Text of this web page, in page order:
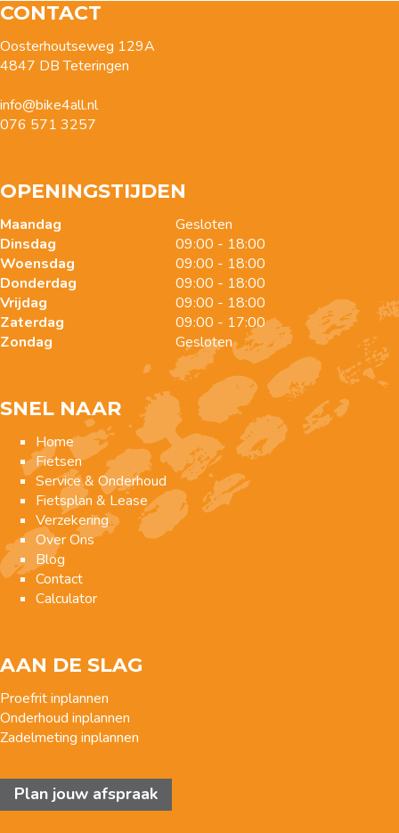
CONTACT
Oosterhoutseweg 129A
4847 DB Teteringen
info@bike4all.nl
076 571 3257
OPENINGSTIJDEN
Maandag
Dinsdag
Woensdag
Donderdag
Vrijdag
Zaterdag
Zondag
Gesloten
09:00 - 18:00
09:00 - 18:00
09:00 - 18:00
09:00 - 18:00
09:00 - 17:00
Gesloten
SNEL NAAR
Home
Fietsen
Service & Onderhoud
Fietsplan & Lease
Verzekering
Over Ons
Blog
Contact
Calculator
AAN DE SLAG
Proefrit inplannen
Onderhoud inplannen
Zadelmeting inplannen
Plan jouw afspraak